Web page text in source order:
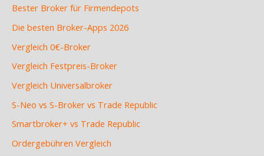
Bester Broker für Firmendepots
Die besten Broker-Apps 2026
Vergleich 0€-Broker
Vergleich Festpreis-Broker
Vergleich Universalbroker
S-Neo vs S-Broker vs Trade Republic
Smartbroker+ vs Trade Republic
Ordergebühren Vergleich